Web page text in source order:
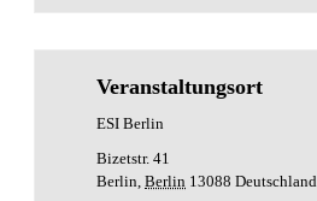
Veranstaltungsort
ESI Berlin
Bizetstr. 41
Berlin Berlin 13088 Deutschland